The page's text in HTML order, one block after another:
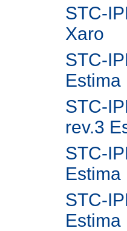
STC-
Xaro
STC-
Estima
STC-
rev.3
STC-
Estima
STC-
Estima